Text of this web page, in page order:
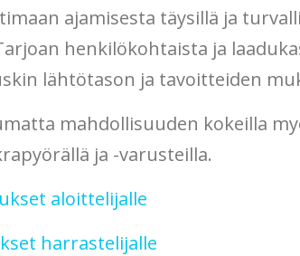
ajamisesta täysillä ja
henkilökohtaista ja
lähtötason ja tavoitteiden
mahdollisuuden kokeilla
ja -varusteilla.
aloittelijalle
harrastelijalle